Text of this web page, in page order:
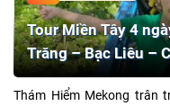
Tour Miền Tây 4
Trăng – Bạc Liêu –
Tràm Trà Sư
Thám Hiểm Mekong trân